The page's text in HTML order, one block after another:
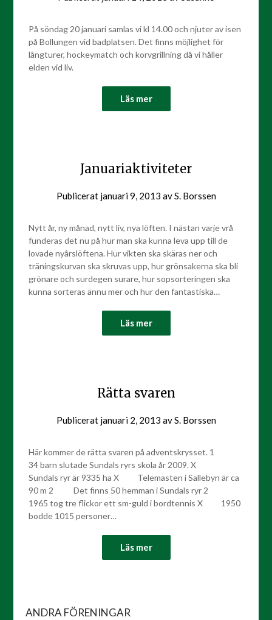
På söndag 20 januari samlas vi kl 14.00 och njuter av isen
på Bollungen vid badplatsen. Det finns möjlighet för
långturer, hockeymatch och korvgrillning då vi håller
elden vid liv.
Läs mer
Januariaktiviteter
Publicerat januari 9, 2013 avS. Borssen
Nytt år, ny månad, nytt liv, nya löften. I nästan varje vrå
funderas det nu på hur man ska kunna leva upp till de
lovade nyårslöftena. Hur vikten ska skäras ner och
träningskurvan ska skruvas upp, hur grönsakerna ska bli
grönare och surdegen surare, hur sopsorteringen ska
kunna sorteras ännu mer och hur den fantastiska…
Läs mer
Rätta svaren
Publicerat januari 2, 2013 avS. Borssen
Här kommer de rätta svaren på adventskrysset. 1
34 barn slutade Sundals ryrs skola år 2009. X
Sundals ryr är 9335 ha X Telemasten i Sallebyn är ca
90 m 2 Det finns 50 hemman i Sundals ryr 2
1965 tog tre flickor ett sm-guld i bordtennis X 1950
bodde 1015 personer…
Läs mer
ANDRA FÖRENINGAR